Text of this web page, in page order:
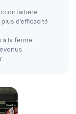
laitière
d’efficacité
la ferme